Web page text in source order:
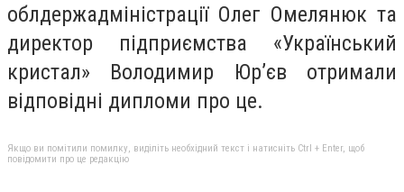
облдержадміністрації Олег Омелянюк та
директор підприємства «Український
кристал» Володимир Юр’єв отримали
відповідні дипломи про це.
Якщо ви помітили помилку, виділіть необхідний текст і натисніть Ctrl + Enter, щоб
повідомити про це редакцію